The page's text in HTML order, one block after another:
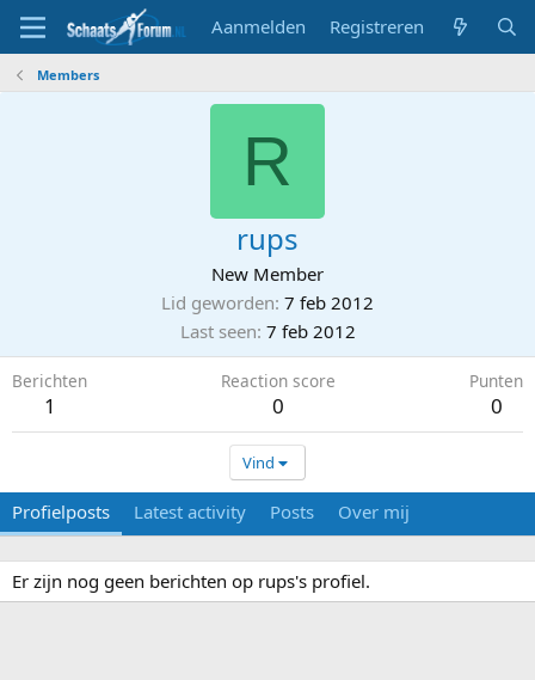
Aanmelden Registreren
Members
R
rups
New Member
Lid geworden 7 feb 2012
Last seen 7 feb 2012
Berichten
1
Reaction score
0
Punten
0
Vind
Profielposts Latest activity Posts Over mij
Er zijn nog geen berichten op rups's profiel.